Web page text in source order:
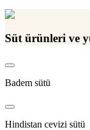
Süt ürünleri ve
Badem sütü
Hindistan cevizi sütü